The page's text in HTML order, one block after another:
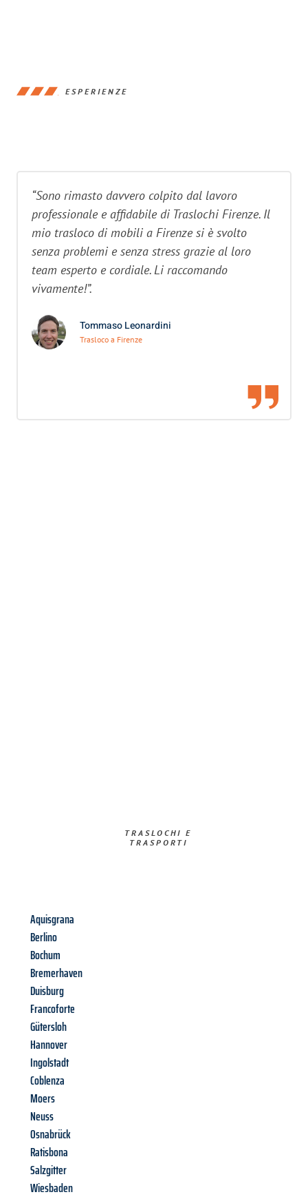
ESPERIENZE
“Sono rimasto davvero colpito dal lavoro
professionale e affidabile di Traslochi Firenze. Il
mio trasloco di mobili a Firenze si è svolto
senza problemi e senza stress grazie al loro
team esperto e cordiale. Li raccomando
vivamente!”.
Tommaso Leonardini
Trasloco a Firenze
TRASLOCHI E
TRASPORTI​
Aquisgrana
Berlino
Bochum
Bremerhaven
Duisburg
Francoforte
Gütersloh
Hannover
Ingolstadt
Coblenza
Moers
Neuss
Osnabrück
Ratisbona
Salzgitter
Wiesbaden